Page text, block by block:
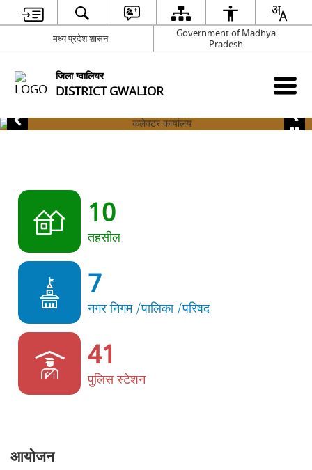
मध्य प्रदेश शासन
Government of Madhya
Pradesh
जिला ग्वालियर
DISTRICT GWALIOR
10
तहसील
7
नगर निगम /पालिका /परिषद
41
पुलिस स्टेशन
आयोजन